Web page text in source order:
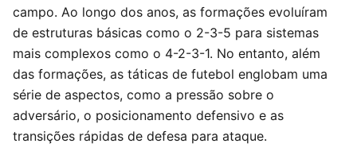
campo. Ao longo dos anos, as formações evoluíram
de estruturas básicas como o 2-3-5 para sistemas
mais complexos como o 4-2-3-1. No entanto, além
das formações, as táticas de futebol englobam uma
série de aspectos, como a pressão sobre o
adversário, o posicionamento defensivo e as
transições rápidas de defesa para ataque.